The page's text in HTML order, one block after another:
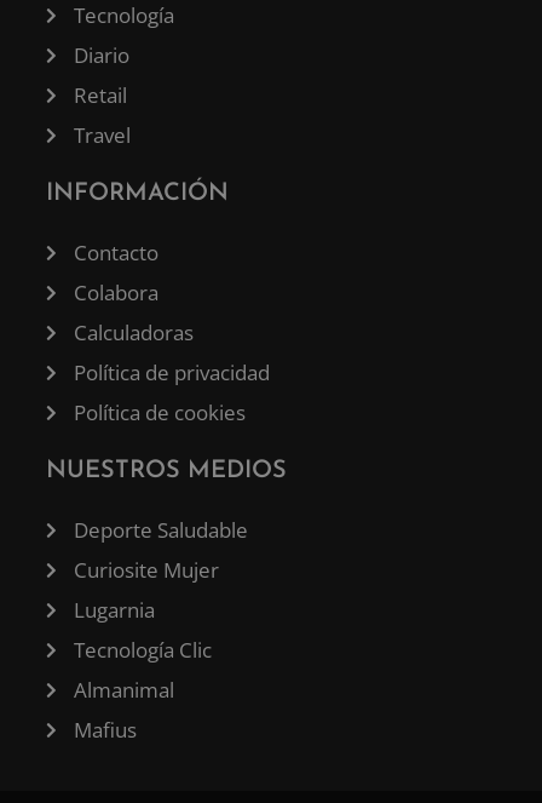
Tecnología
Diario
Retail
Travel
INFORMACIÓN
Contacto
Colabora
Calculadoras
Política de privacidad
Política de cookies
NUESTROS MEDIOS
Deporte Saludable
Curiosite Mujer
Lugarnia
Tecnología Clic
Almanimal
Mafius